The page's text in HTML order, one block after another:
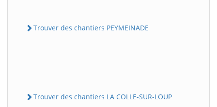
Trouver des chantiers PEYMEINADE
Trouver des chantiers LA COLLE-SUR-LOUP